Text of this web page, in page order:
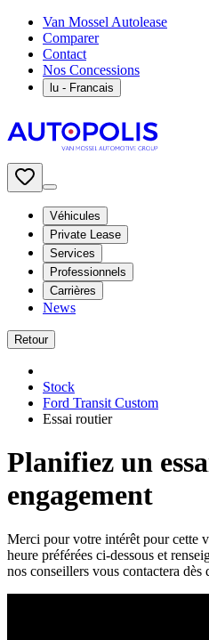
Van Mossel Autolease
Comparer
Contact
Nos Concessions
lu - Francais
Véhicules
Private Lease
Services
Professionnels
Carrières
News
Retour
Stock
Ford Transit Custom
Essai routier
Planifiez un
engagement
Merci pour votre intérêt pour cette
heure préférées ci-dessous et
nos conseillers vous contactera